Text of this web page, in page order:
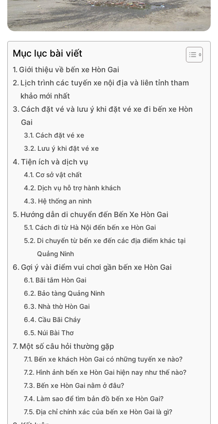
Mục lục bài viết
Giới thiệu về bến xe Hòn Gai
Lịch trình các tuyến xe nội địa và liên tỉnh tham
khảo mới nhất
Cách đặt vé và lưu ý khi đặt vé xe đi bến xe Hòn
Gai
Cách đặt vé xe
Lưu ý khi đặt vé xe
Tiện ích và dịch vụ
Cơ sở vật chất
Dịch vụ hỗ trợ hành khách
Hệ thống an ninh
Hướng dẫn di chuyển đến Bến Xe Hòn Gai
Cách đi từ Hà Nội đến bến xe Hòn Gai
Di chuyển từ bến xe đến các địa điểm khác tại
Quảng Ninh
Gợi ý vài điểm vui chơi gần bến xe Hòn Gai
Bãi tắm Hòn Gai
Bảo tàng Quảng Ninh
Nhà thờ Hòn Gai
Cầu Bãi Cháy
Núi Bài Thơ
Một số câu hỏi thường gặp
Bến xe khách Hòn Gai có những tuyến xe nào?
Hình ảnh bến xe Hòn Gai hiện nay như thế nào?
Bến xe Hòn Gai nằm ở đâu?
Làm sao để tìm bản đồ bến xe Hòn Gai?
Địa chỉ chính xác của bến xe Hòn Gai là gì?